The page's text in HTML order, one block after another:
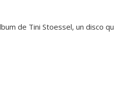
de Tini Stoessel, un disco